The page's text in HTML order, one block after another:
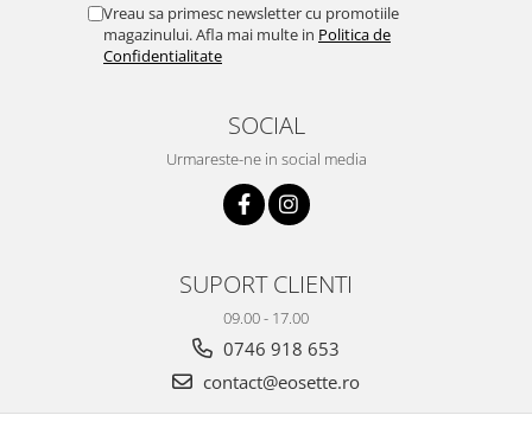
Vreau sa primesc newsletter cu promotiile
magazinului. Afla mai multe in Politica de
Confidentialitate
SOCIAL
Urmareste-ne in social media
SUPORT CLIENTI
09.00 - 17.00
0746 918 653
contact@eosette.ro